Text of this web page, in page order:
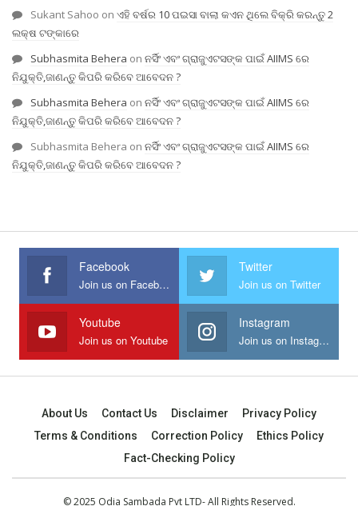
Sukant Sahoo on ଏହି ବର୍ଷର 10 ପଇସା ବାଲା କଏନ ଥିଲେ ବିକ୍ରି କରନ୍ତୁ 2
ଲକ୍ଷ ଟଙ୍କାରେ
Subhasmita Behera on ନର୍ସିଂ ଏବଂ ଗ୍ରାଜୁଏଟସଙ୍କ ପାଇଁ AIIMS ରେ
ନିଯୁକ୍ତି,ଜାଣନ୍ତୁ କିପରି କରିବେ ଆବେଦନ ?
Subhasmita Behera on ନର୍ସିଂ ଏବଂ ଗ୍ରାଜୁଏଟସଙ୍କ ପାଇଁ AIIMS ରେ
ନିଯୁକ୍ତି,ଜାଣନ୍ତୁ କିପରି କରିବେ ଆବେଦନ ?
Subhasmita Behera on ନର୍ସିଂ ଏବଂ ଗ୍ରାଜୁଏଟସଙ୍କ ପାଇଁ AIIMS ରେ
ନିଯୁକ୍ତି,ଜାଣନ୍ତୁ କିପରି କରିବେ ଆବେଦନ ?
Facebook
Join us on Facebook
Twitter
Join us on Twitter
Youtube
Join us on Youtube
Instagram
Join us on Instagram
About Us Contact Us Disclaimer
Privacy Policy
Terms & Conditions
Correction Policy
Ethics Policy
Fact-Checking Policy
© 2025 Odia Sambada Pvt LTD- All Rights Reserved.